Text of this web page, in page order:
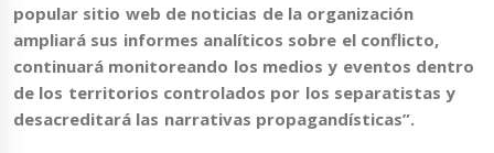
popular sitio web de noticias de la organización
ampliará sus informes analíticos sobre el conflicto,
continuará monitoreando los medios y eventos dentro
de los territorios controlados por los separatistas y
desacreditará las narrativas propagandísticas”.